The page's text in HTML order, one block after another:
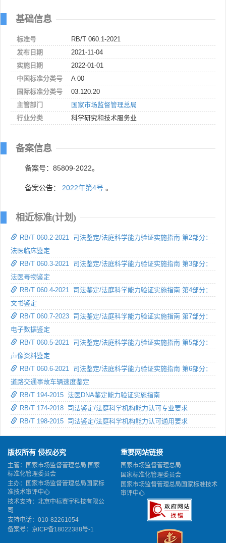
基础信息
标准号
RB/T 060.1-2021
发布日期
2021-11-04
实施日期
2022-01-01
中国标准分类号
A 00
国际标准分类号
03.120.20
主管部门
国家市场监督管理总局
行业分类
科学研究和技术服务业
备案信息
备案号：85809-2022。
备案公告： 2022年第4号 。
相近标准(计划)
RB/T 060.2-2021 司法鉴定/法庭科学能力验证实施指南 第2部分：
法医临床鉴定
RB/T 060.3-2021 司法鉴定/法庭科学能力验证实施指南 第3部分：
法医毒物鉴定
RB/T 060.4-2021 司法鉴定/法庭科学能力验证实施指南 第4部分：
文书鉴定
RB/T 060.7-2023 司法鉴定/法庭科学能力验证实施指南 第7部分：
电子数据鉴定
RB/T 060.5-2021 司法鉴定/法庭科学能力验证实施指南 第5部分：
声像资料鉴定
RB/T 060.6-2021 司法鉴定/法庭科学能力验证实施指南 第6部分：
道路交通事故车辆速度鉴定
RB/T 194-2015 法医DNA鉴定能力验证实施指南
RB/T 174-2018 司法鉴定/法庭科学机构能力认可专业要求
RB/T 198-2015 司法鉴定/法庭科学机构能力认可通用要求
版权所有 侵权必究
主管：国家市场监督管理总局 国家
标准化管理委员会
主办：国家市场监督管理总局国家标
准技术审评中心
技术支持：北京中标赛宇科技有限公
司
支持电话：010-82261054
备案号： 京ICP备18022388号-1
重要网站链接
国家市场监督管理总局
国家标准化管理委员会
国家市场监督管理总局国家标准技术
审评中心